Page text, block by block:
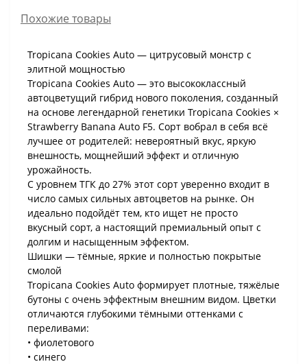
Похожие товары
Tropicana Cookies Auto — цитрусовый монстр с
элитной мощностью
Tropicana Cookies Auto — это высококлассный
автоцветущий гибрид нового поколения, созданный
на основе легендарной генетики Tropicana Cookies ×
Strawberry Banana Auto F5. Сорт вобрал в себя всё
лучшее от родителей: невероятный вкус, яркую
внешность, мощнейший эффект и отличную
урожайность.
С уровнем ТГК до 27% этот сорт уверенно входит в
число самых сильных автоцветов на рынке. Он
идеально подойдёт тем, кто ищет не просто
вкусный сорт, а настоящий премиальный опыт с
долгим и насыщенным эффектом.
Шишки — тёмные, яркие и полностью покрытые
смолой
Tropicana Cookies Auto формирует плотные, тяжёлые
бутоны с очень эффектным внешним видом. Цветки
отличаются глубокими тёмными оттенками с
переливами:
• фиолетового
• синего